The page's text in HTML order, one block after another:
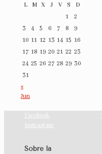
L
M X J V S
D
1
2
3
4 5 6 7 8
9
10 11 12 13 14 15 16
17 18 19 20 21 22 23
24 25 26 27 28 29 30
31
«
Jun
Facebook
Instragram
Sobre la